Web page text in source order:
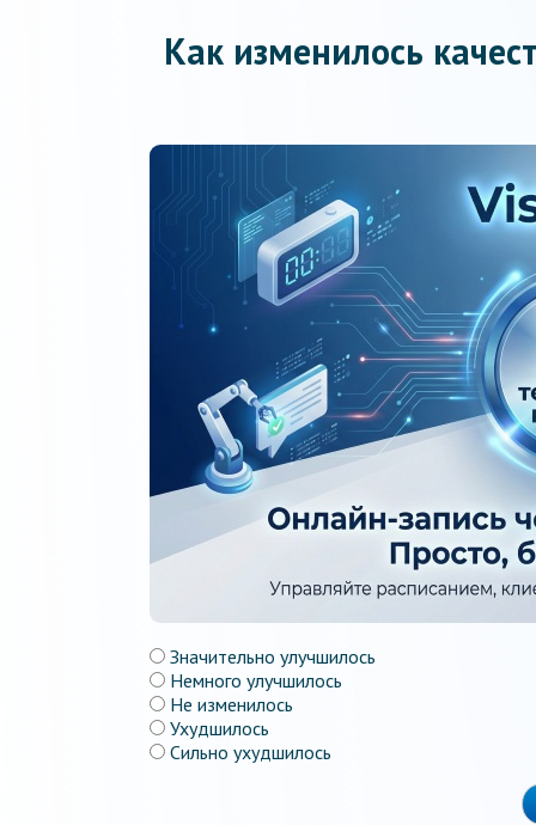
Как изменилось
Значительно улучшилось
Немного улучшилось
Не изменилось
Ухудшилось
Сильно ухудшилось